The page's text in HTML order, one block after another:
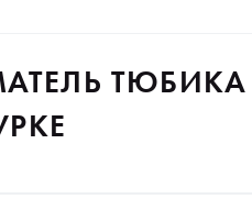
ТЮБИКА